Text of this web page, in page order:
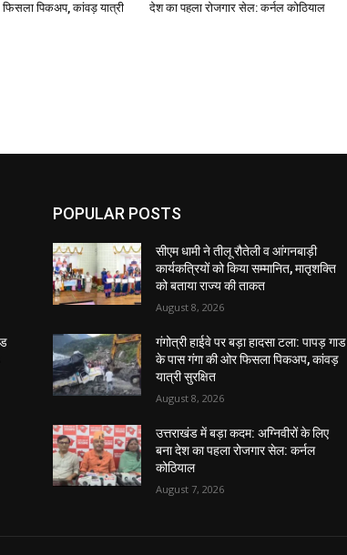
पिकअप, कांवड़ यात्री
देश का पहला रोजगार सेल: कर्नल कोठियाल
POPULAR POSTS
सीएम धामी ने तीलू रौतेली व आंगनबाड़ी
कार्यकत्रियों को किया सम्मानित, मातृशक्ति
को बताया राज्य की ताकत
August 8, 2026
गंगोत्री हाईवे पर बड़ा हादसा टला: पापड़ गाड
के पास गंगा की ओर फिसला पिकअप, कांवड़
यात्री सुरक्षित
August 8, 2026
उत्तराखंड में बड़ा कदम: अग्निवीरों के लिए
बना देश का पहला रोजगार सेल: कर्नल
कोठियाल
August 7, 2026